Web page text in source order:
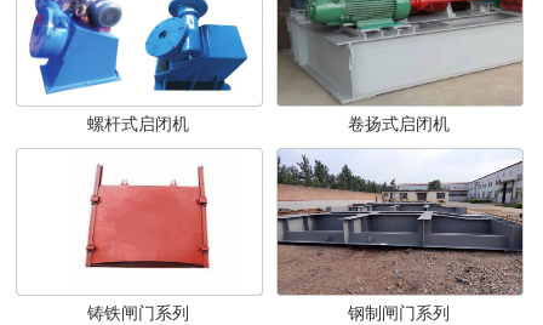
螺杆式启闭机 卷扬式启闭机
铸铁闸门系列 钢制闸门系列